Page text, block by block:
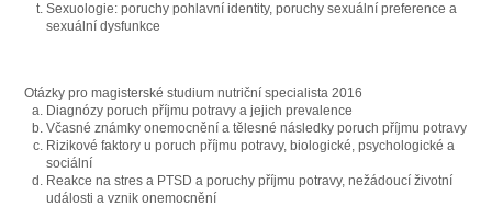
Sexuologie: poruchy pohlavní identity, poruchy sexuální preference a
sexuální dysfunkce
Otázky pro magisterské studium nutriční specialista 2016
Diagnózy poruch příjmu potravy a jejich prevalence
Včasné známky onemocnění a tělesné následky poruch příjmu potravy
Rizikové faktory u poruch příjmu potravy, biologické, psychologické a
sociální
Reakce na stres a PTSD a poruchy příjmu potravy, nežádoucí životní
události a vznik onemocnění